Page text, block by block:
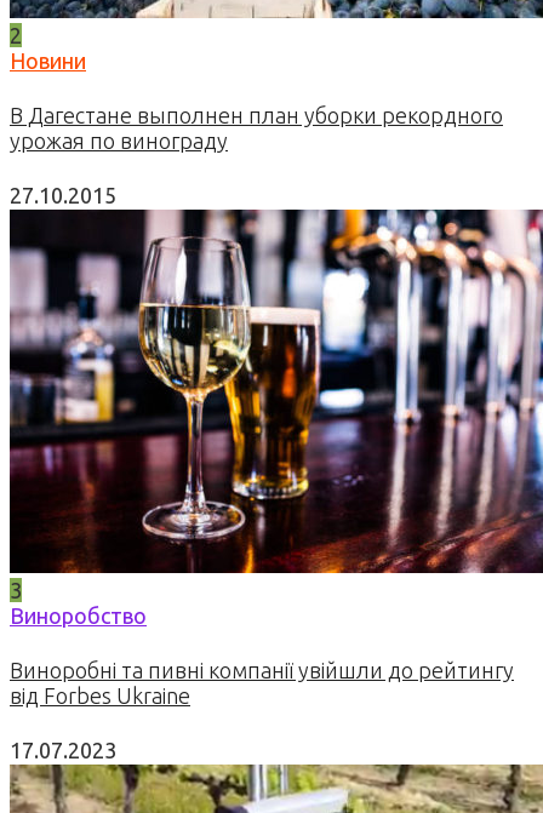
2
Новини
В Дагестане выполнен план уборки рекордного
урожая по винограду
27.10.2015
3
Виноробство
Виноробні та пивні компанії увійшли до рейтингу
від Forbes Ukraine
17.07.2023